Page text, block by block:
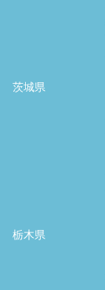
茨城県
栃木県